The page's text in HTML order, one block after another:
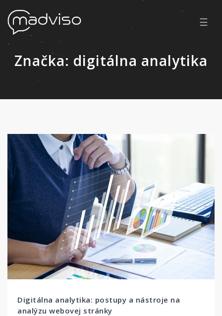
☰
Značka: digitálna analytika
Digitálna analytika: postupy a nástroje na
analýzu webovej stránky